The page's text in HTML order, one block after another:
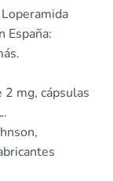
España:
2 mg, cápsulas